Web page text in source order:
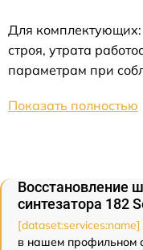
Для
строя, утрата
параметрам при
Показать полностью
Восстановление
синтезатора 182
в нашем профильном